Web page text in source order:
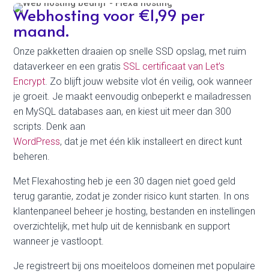
Webhosting voor €1,99 per
maand.
Onze pakketten draaien op snelle SSD opslag, met ruim
dataverkeer en een gratis SSL certificaat van Let’s
Encrypt . Zo blijft jouw website vlot én veilig, ook wanneer
je groeit. Je maakt eenvoudig onbeperkt e mailadressen
en MySQL databases aan, en kiest uit meer dan 300
scripts. Denk aan
WordPress, dat je met één klik installeert en direct kunt
beheren.
Met Flexahosting heb je een 30 dagen niet goed geld
terug garantie, zodat je zonder risico kunt starten. In ons
klantenpaneel beheer je hosting, bestanden en instellingen
overzichtelijk, met hulp uit de kennisbank en support
wanneer je vastloopt.
Je registreert bij ons moeiteloos domeinen met populaire